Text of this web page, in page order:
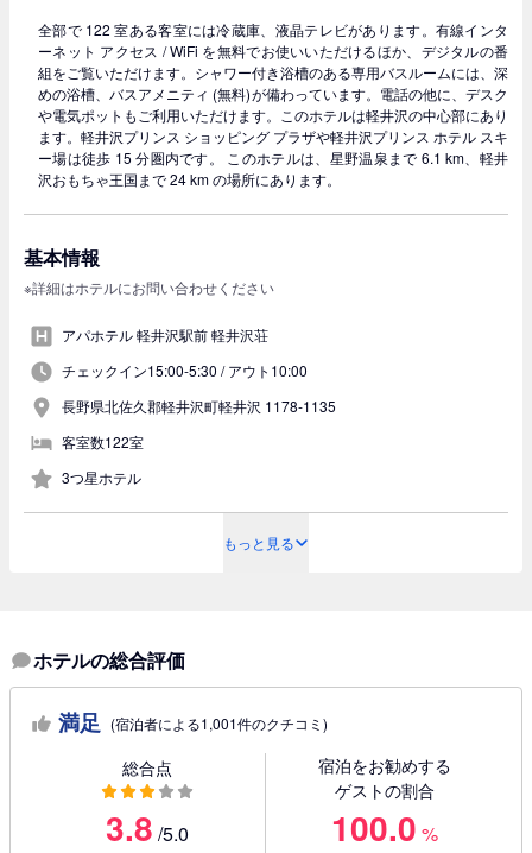
全部で 122 室ある客室には冷蔵庫、液晶テレビがあります。有線インタ
ーネット アクセス / WiFi を無料でお使いいただけるほか、デジタルの番
組をご覧いただけます。シャワー付き浴槽のある専用バスルームには、深
めの浴槽、バスアメニティ (無料)が備わっています。電話の他に、デスク
や電気ポットもご利用いただけます。このホテルは軽井沢の中心部にあり
ます。軽井沢プリンス ショッピング プラザや軽井沢プリンス ホテル スキ
ー場は徒歩 15 分圏内です。 このホテルは、星野温泉まで 6.1 km、軽井
沢おもちゃ王国まで 24 km の場所にあります。
基本情報
※詳細はホテルにお問い合わせください
アパホテル 軽井沢駅前 軽井沢荘
チェックイン15:00-5:30 /アウト10:00
長野県北佐久郡軽井沢町軽井沢 1178-1135
客室数122室
3つ星ホテル
もっと見る
ホテルの総合評価
満足 (宿泊者による1,001件のクチコミ)
総合点
3.8 /5.0
宿泊をお勧めする
ゲストの割合
100.0 %